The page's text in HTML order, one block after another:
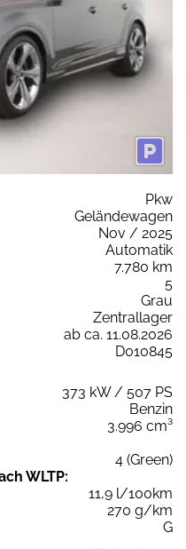
Pkw
Geländewagen
Nov / 2025
Automatik
7.780 km
5
Grau
Zentrallager
ab ca. 11.08.2026
D010845
373 kW / 507 PS
Benzin
3.996 cm³
4 (Green)
WLTP:
11,9 l/100km
270 g/km
G